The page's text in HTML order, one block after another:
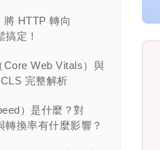
什麼？ 一次看懂反
整指南：提升在地
整指南：從網站架
? 7招防護完整教學
則
的最佳做法
點文字寫法、Hub
錯誤
製作與提交 GSC
型:Hub & Spoke、
到府服務 GBP 完整
教學 | near me 與隱
多尺寸的 4 種 URL
prev 廢除後
處理｜301、410、
整教學
HTTP 轉向
搞定！
Core Web Vitals）與
完整解析
）是什麼？對
轉換率有什麼影響？